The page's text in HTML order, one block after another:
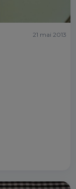
21 mai 2013